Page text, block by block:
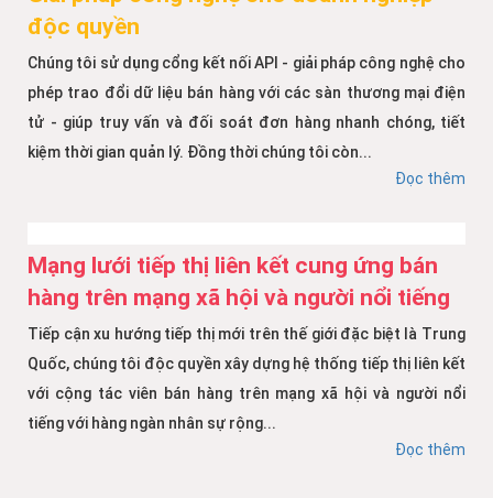
độc quyền
Chúng tôi sử dụng cổng kết nối API - giải pháp công nghệ cho
phép trao đổi dữ liệu bán hàng với các sàn thương mại điện
tử - giúp truy vấn và đối soát đơn hàng nhanh chóng, tiết
kiệm thời gian quản lý. Đồng thời chúng tôi còn...
Đọc thêm
Mạng lưới tiếp thị liên kết cung ứng bán
hàng trên mạng xã hội và người nổi tiếng
Tiếp cận xu hướng tiếp thị mới trên thế giới đặc biệt là Trung
Quốc, chúng tôi độc quyền xây dựng hệ thống tiếp thị liên kết
với cộng tác viên bán hàng trên mạng xã hội và người nổi
tiếng với hàng ngàn nhân sự rộng...
Đọc thêm